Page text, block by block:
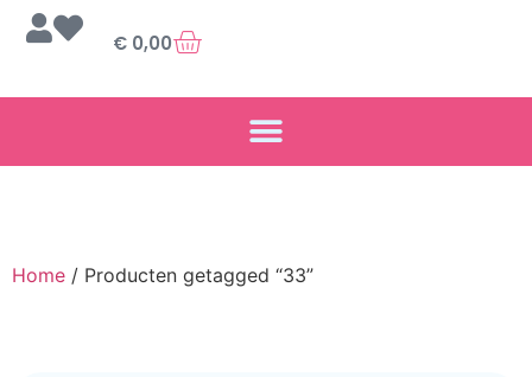
€ 0,00
Home / Producten getagged “33”